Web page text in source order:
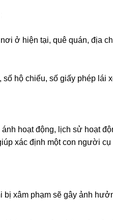
ở hiện tại, quê quán, địa
hộ chiếu, số giấy phép lái
hoạt động, lịch sử hoạt
xác định một con người
xâm phạm sẽ gây ảnh